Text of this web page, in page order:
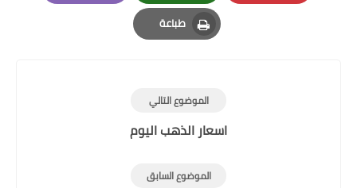
Pinterest
Whatsapp
Email
طباعة
Print
الموضوع التالي
اسعار الذهب اليوم
الموضوع السابق